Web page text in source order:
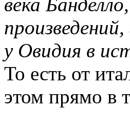
века
у Овидия в
То есть от
этом прямо в